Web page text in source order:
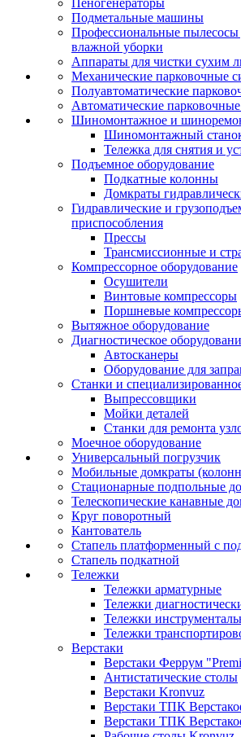
Пеногенераторы
Подметальные машины
Профессиональные пылесосы
влажной уборки
Аппараты для чистки сухим
Механические парковочные
Полуавтоматические
Автоматические
Шиномонтажное и
Шиномонтажный
Тележка для снятия и
Подъемное оборудование
Подкатные колонны
Домкраты
Гидравлические и
приспособления
Прессы
Трансмиссионные и
Компрессорное оборудование
Осушители
Винтовые компрессоры
Поршневые
Вытяжное оборудование
Диагностическое
Автосканеры
Оборудование для
Станки и
Выпрессовщики
Мойки деталей
Станки для ремонта
Моечное оборудование
Универсальный погрузчик
Мобильные домкраты
Стационарные подпольные
Телескопические канавные
Круг поворотный
Кантователь
Стапель платформенный с
Стапель подкатной
Тележки
Тележки арматурные
Тележки
Тележки
Тележки
Верстаки
Верстаки Феррум
Антистатические столы
Верстаки Kronvuz
Верстаки ТПК
Верстаки ТПК